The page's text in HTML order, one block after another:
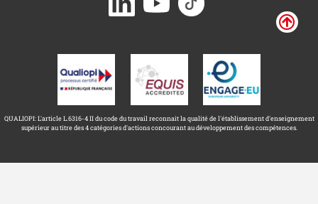
QUALIOPI: L'article L.6316-4 II du code du travail reconnait la qualité de l'établissement d'enseignement
supérieur au titre des 4 catégories d'actions concourant au développement des compétences.